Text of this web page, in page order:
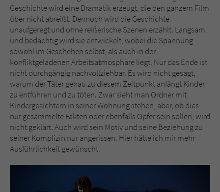
Geschichte wird eine Dramatik erzeugt, die den ganzem Film
über nicht abreißt. Dennoch wird die Geschichte
unaufgeregt und ohne reißerische Szenen erzählt. Langsam
und bedächtig wird sie entwickelt, wobei die Spannung
sowohl im Geschehen selbst, als auch in der
konfliktgeladenen Arbeitsatmosphäre liegt. Nur das Ende ist
nicht durchgängig nachvollziehbar. Es wird nicht gesagt,
warum der Täter genau zu diesem Zeitpunkt anfängt Kinder
zu entführen und zu töten. Zwar sieht man Ordner mit
Kindergesichtern in seiner Wohnung stehen, aber, ob dies
nur gesammelte Fakten oder ebenfalls Opfer sein sollen, wird
nicht geklärt. Auch wird sein Motiv und seine Beziehung zu
seiner Komplizin nur angerissen. Hier hätte ich mir mehr
Ausführlichkeit gewünscht.